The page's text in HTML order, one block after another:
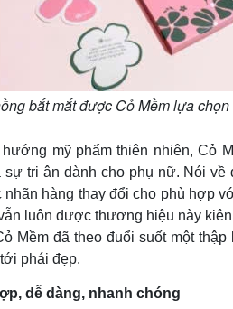
bắt mắt được Cỏ Mềm lựa
mỹ phẩm thiên nhiên, Cỏ
tri ân dành cho phụ nữ. Nói
hàng thay đổi cho phù hợp
luôn được thương hiệu này
Mềm đã theo đuổi suốt một
phái đẹp.
dễ dàng, nhanh chóng